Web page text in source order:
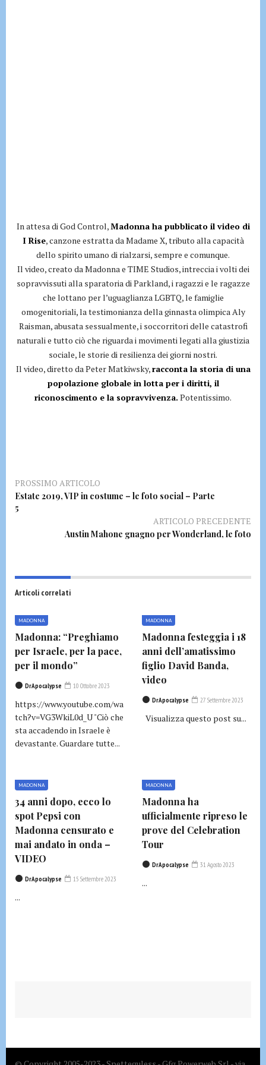
In attesa di God Control,Madonna ha pubblicato il video di
I Rise, canzone estratta da Madame X, tributo alla capacità
dello spirito umano di rialzarsi, sempre e comunque.
Il video, creato da Madonna e TIME Studios, intreccia i volti dei
sopravvissuti alla sparatoria di Parkland, i ragazzi e le ragazze
che lottano per l’uguaglianza LGBTQ, le famiglie
omogenitoriali, la testimonianza della ginnasta olimpica Aly
Raisman, abusata sessualmente, i soccorritori delle catastrofi
naturali e tutto ciò che riguarda i movimenti legati alla giustizia
sociale, le storie di resilienza dei giorni nostri.
Il video, diretto da Peter Matkiwsky,racconta la storia di una
popolazione globale in lotta per i diritti, il
riconoscimento e la sopravvivenza. Potentissimo.
PROSSIMO ARTICOLO
Estate 2019, VIP in costume – le foto social – Parte
5
ARTICOLO PRECEDENTE
Austin Mahone gnagno per Wonderland, le foto
Articoli correlati
MADONNA
Madonna: “Preghiamo
per Israele, per la pace,
per il mondo”
DrApocalypse 10 Ottobre 2023
https://www.youtube.com/wa
tch?v=VG3WkiL0d_U "Ciò che
sta accadendo in Israele è
devastante. Guardare tutte...
MADONNA
Madonna festeggia i 18
anni dell’amatissimo
figlio David Banda,
video
DrApocalypse 27 Settembre 2023
Visualizza questo post su...
MADONNA
34 anni dopo, ecco lo
spot Pepsi con
Madonna censurato e
mai andato in onda –
VIDEO
DrApocalypse 15 Settembre 2023
...
MADONNA
Madonna ha
ufficialmente ripreso le
prove del Celebration
Tour
DrApocalypse 31 Agosto 2023
...